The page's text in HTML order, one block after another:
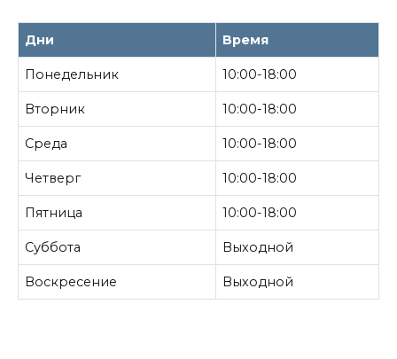
Дни Время
Понедельник 10:00-18:00
Вторник 10:00-18:00
Среда 10:00-18:00
Четверг 10:00-18:00
Пятница 10:00-18:00
Суббота Выходной
Воскресение Выходной